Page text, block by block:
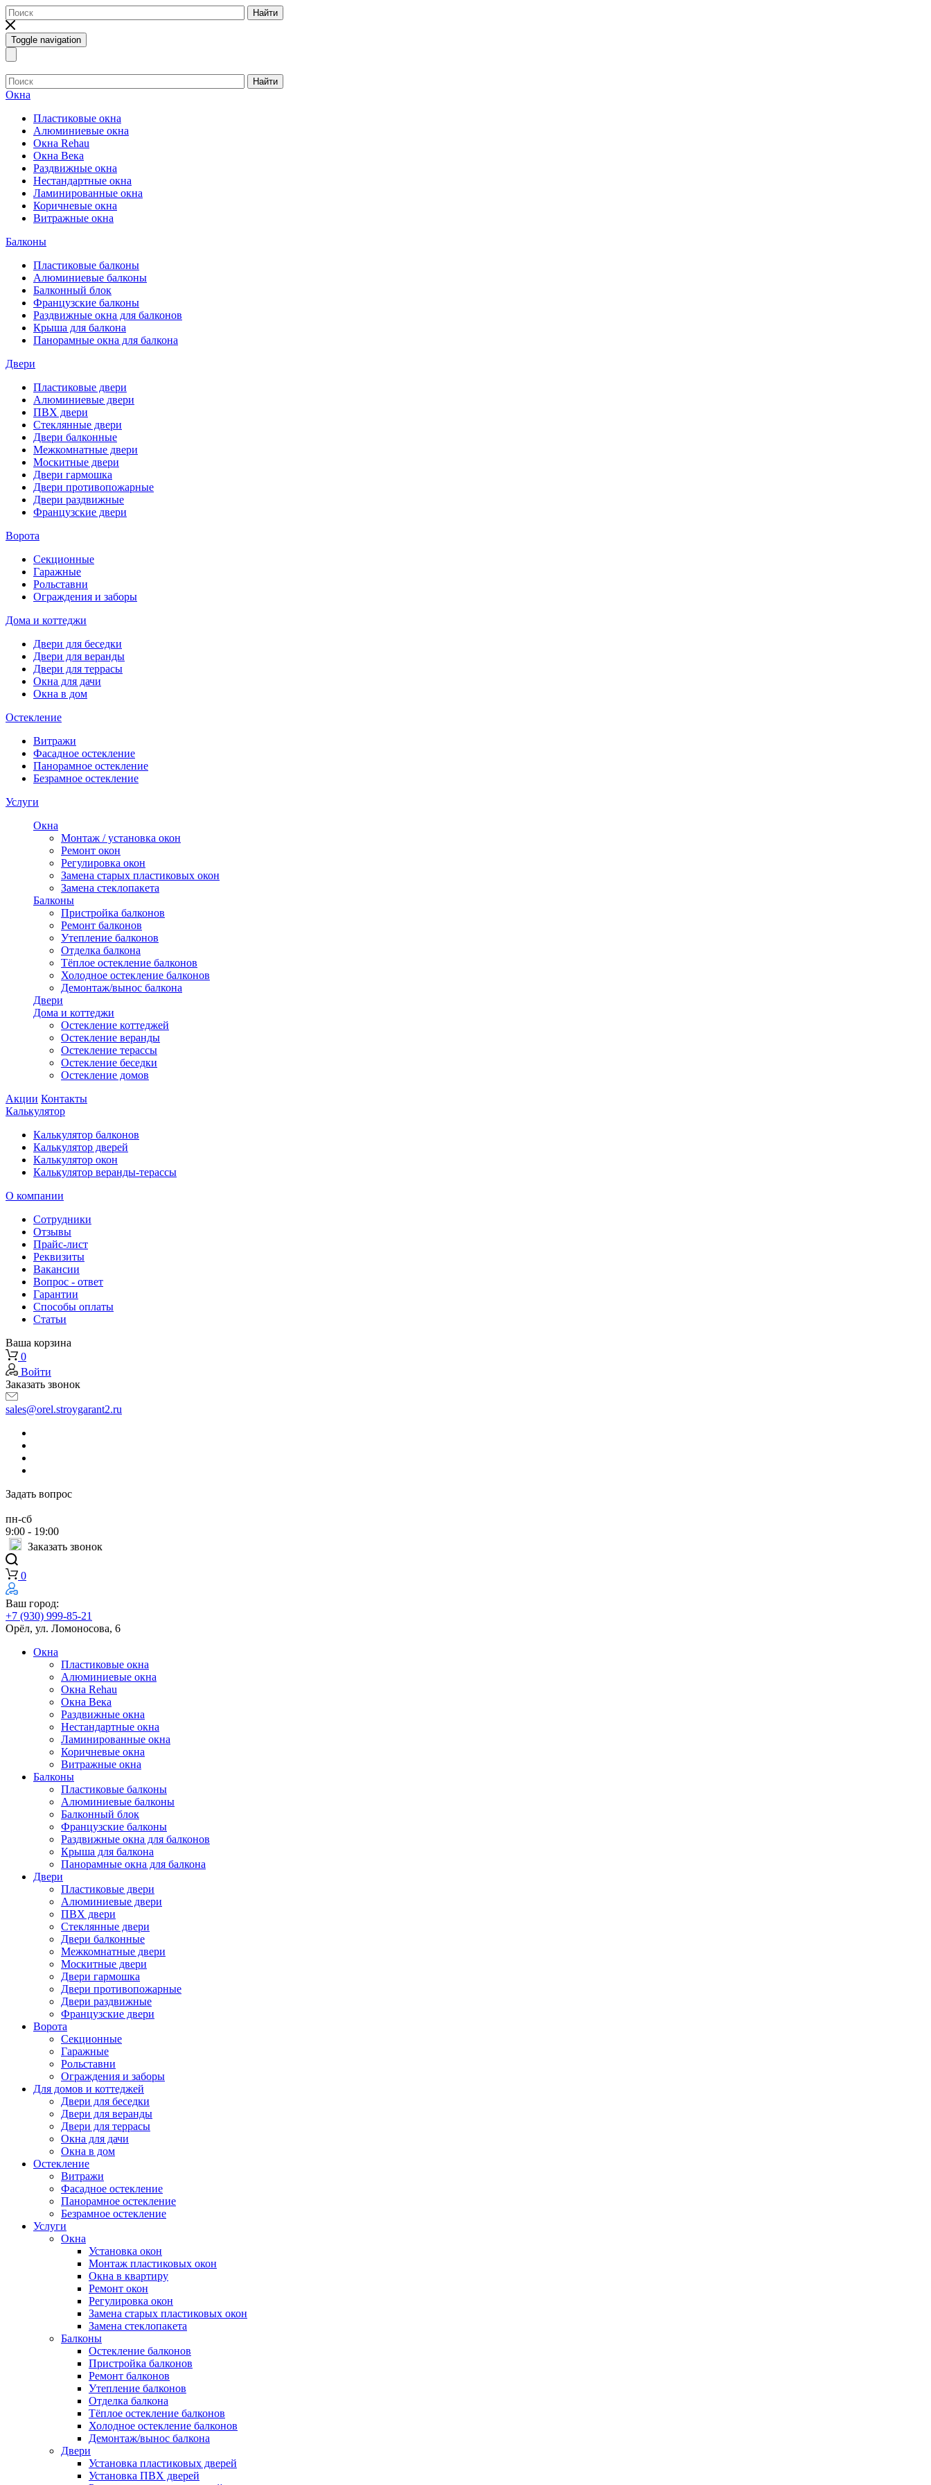
Найти
Toggle navigation
Найти
Окна
Пластиковые окна
Алюминиевые окна
Окна Rehau
Окна Века
Раздвижные окна
Нестандартные окна
Ламинированные окна
Коричневые окна
Витражные окна
Балконы
Пластиковые балконы
Алюминиевые балконы
Балконный блок
Французские балконы
Раздвижные окна для балконов
Крыша для балкона
Панорамные окна для балкона
Двери
Пластиковые двери
Алюминиевые двери
ПВХ двери
Стеклянные двери
Двери балконные
Межкомнатные двери
Москитные двери
Двери гармошка
Двери противопожарные
Двери раздвижные
Французские двери
Ворота
Секционные
Гаражные
Рольставни
Ограждения и заборы
Дома и коттеджи
Двери для беседки
Двери для веранды
Двери для террасы
Окна для дачи
Окна в дом
Остекление
Витражи
Фасадное остекление
Панорамное остекление
Безрамное остекление
Услуги
Окна
Монтаж / установка окон
Ремонт окон
Регулировка окон
Замена старых пластиковых окон
Замена стеклопакета
Балконы
Пристройка балконов
Ремонт балконов
Утепление балконов
Отделка балкона
Тёплое остекление балконов
Холодное остекление балконов
Демонтаж/вынос балкона
Двери
Дома и коттеджи
Остекление коттеджей
Остекление веранды
Остекление терассы
Остекление беседки
Остекление домов
Акции Контакты
Калькулятор
Калькулятор балконов
Калькулятор дверей
Калькулятор окон
Калькулятор веранды-терассы
О компании
Сотрудники
Отзывы
Прайс-лист
Реквизиты
Вакансии
Вопрос - ответ
Гарантии
Способы оплаты
Статьи
Ваша корзина
0
Войти
Заказать звонок
sales@orel.stroygarant2.ru
Задать вопрос
пн-сб
9:00 - 19:00
Заказать звонок
0
Ваш город:
+7 (930) 999-85-21
Орёл, ул. Ломоносова, 6
Окна
Пластиковые окна
Алюминиевые окна
Окна Rehau
Окна Века
Раздвижные окна
Нестандартные окна
Ламинированные окна
Коричневые окна
Витражные окна
Балконы
Пластиковые балконы
Алюминиевые балконы
Балконный блок
Французские балконы
Раздвижные окна для балконов
Крыша для балкона
Панорамные окна для балкона
Двери
Пластиковые двери
Алюминиевые двери
ПВХ двери
Стеклянные двери
Двери балконные
Межкомнатные двери
Москитные двери
Двери гармошка
Двери противопожарные
Двери раздвижные
Французские двери
Ворота
Секционные
Гаражные
Рольставни
Ограждения и заборы
Для домов и коттеджей
Двери для беседки
Двери для веранды
Двери для террасы
Окна для дачи
Окна в дом
Остекление
Витражи
Фасадное остекление
Панорамное остекление
Безрамное остекление
Услуги
Окна
Установка окон
Монтаж пластиковых окон
Окна в квартиру
Ремонт окон
Регулировка окон
Замена старых пластиковых окон
Замена стеклопакета
Балконы
Остекление балконов
Пристройка балконов
Ремонт балконов
Утепление балконов
Отделка балкона
Тёплое остекление балконов
Холодное остекление балконов
Демонтаж/вынос балкона
Двери
Установка пластиковых дверей
Установка ПВХ дверей